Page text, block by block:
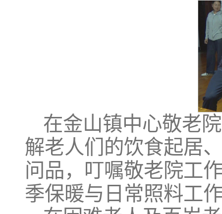
在金山镇中心敬老
解老人们的饮食起居
问品，叮嘱敬老院工
季保暖与日常照料工